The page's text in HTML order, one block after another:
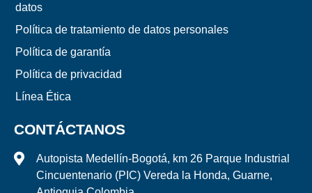
datos
Política de tratamiento de datos personales
Política de garantía
Política de privacidad
Línea Ética
CONTÁCTANOS
Autopista Medellín-Bogotá, km 26 Parque Industrial
Cincuentenario (PIC) Vereda la Honda, Guarne,